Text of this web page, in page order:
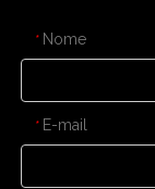
* Nome
* E-mail